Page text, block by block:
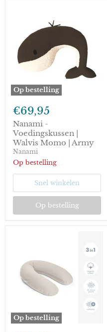
Op bestelling
Voedingskussen
Walvis
Momo
Army
€69,95
Nanami -
Voedingskussen |
Walvis Momo | Army
Nanami
Op bestelling
Snel winkelen
Op bestelling
Op bestelling